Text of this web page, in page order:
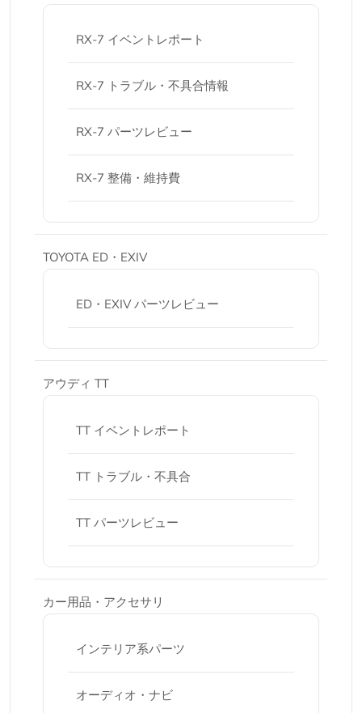
RX-7 イベントレポート
RX-7 トラブル・不具合情報
RX-7 パーツレビュー
RX-7 整備・維持費
TOYOTA ED・EXIV
ED・EXIV パーツレビュー
アウディ TT
TT イベントレポート
TT トラブル・不具合
TT パーツレビュー
カー用品・アクセサリ
インテリア系パーツ
オーディオ・ナビ